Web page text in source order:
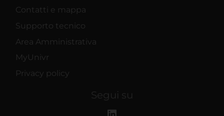
Contatti e mappa
Supporto tecnico
Area Amministrativa
MyUnivr
Privacy policy
Segui su